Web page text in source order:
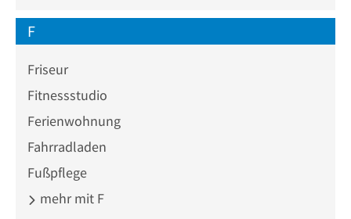
F
Friseur
Fitnessstudio
Ferienwohnung
Fahrradladen
Fußpflege
mehr mit F